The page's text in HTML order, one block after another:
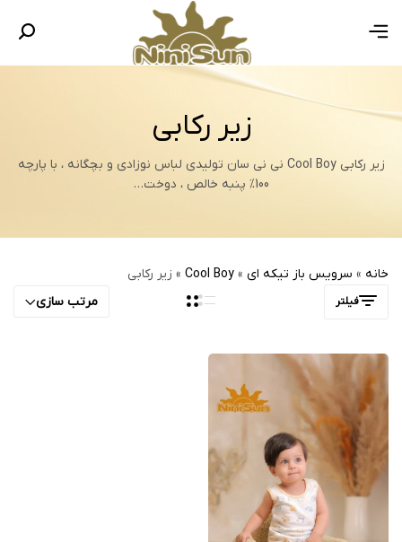
زیر رکابی
زیر رکابی Cool Boy نی نی سان تولیدی لباس نوزادی و بچگانه ، با پارچه
100% پنبه خالص ، دوخت…
خانه » سرویس باز تیکه ای »
Cool Boy
» زیر رکابی
فیلتر مرتب سازی